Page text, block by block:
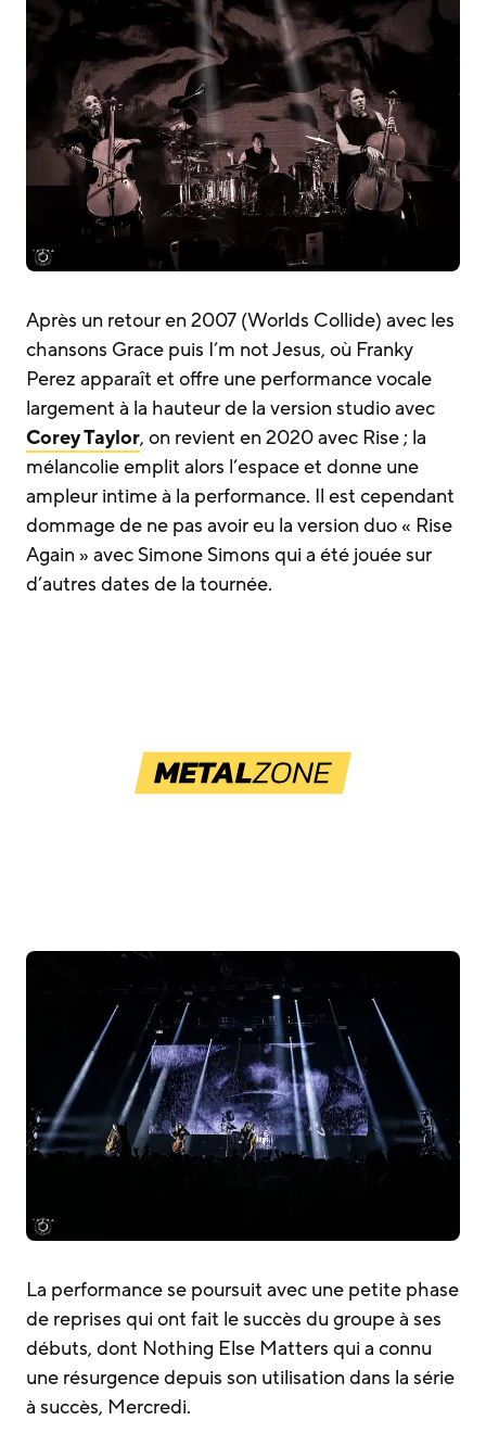
Après un retour en 2007 (Worlds Collide) avec les
chansons Grace puis I’m not Jesus, où Franky
Perez apparaît et offre une performance vocale
largement à la hauteur de la version studio avec
Corey Taylor, on revient en 2020 avec Rise ; la
mélancolie emplit alors l’espace et donne une
ampleur intime à la performance. Il est cependant
dommage de ne pas avoir eu la version duo « Rise
Again » avec Simone Simons qui a été jouée sur
d’autres dates de la tournée.
La performance se poursuit avec une petite phase
de reprises qui ont fait le succès du groupe à ses
débuts, dont Nothing Else Matters qui a connu
une résurgence depuis son utilisation dans la série
à succès, Mercredi.